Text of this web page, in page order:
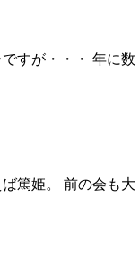
すが・・・ 年に数
篤姫。 前の会も大